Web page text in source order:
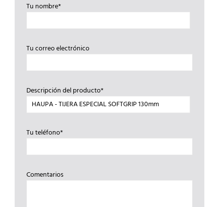
Tu nombre*
Tu correo electrónico
Descripción del producto*
Tu teléfono*
Comentarios